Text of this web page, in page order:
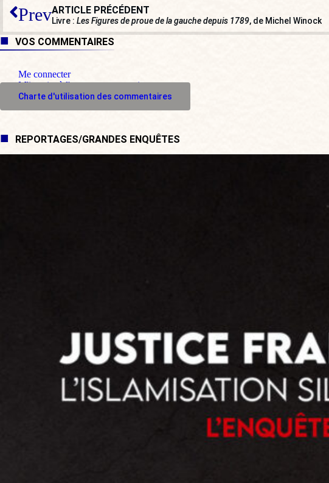
PrevARTICLE PRÉCÉDENT
Livre : Les Figures de proue de la gauche depuis 1789, de Michel Winock
VOS COMMENTAIRES
Me connecter
M'inscrire à l'espace commentaire
Charte d'utilisation des commentaires
REPORTAGES/GRANDES ENQUÊTES